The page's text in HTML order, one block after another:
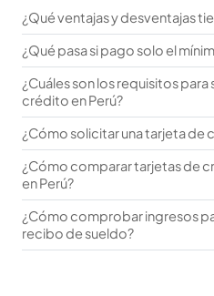
¿Qué ventajas y desventajas
¿Qué pasa si pago solo el
¿Cuáles son los requisitos para
crédito en Perú?
¿Cómo solicitar una tarjeta de
¿Cómo comparar tarjetas de
en Perú?
¿Cómo comprobar ingresos
recibo de sueldo?